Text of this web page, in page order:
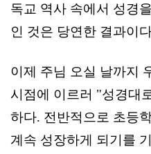
독교 역사 속에서 성경
인 것은 당연한 결과이
이제 주님 오실 날까지
시점에 이르러 "성경대
하다. 전반적으로 초등
계속 성장하게 되기를